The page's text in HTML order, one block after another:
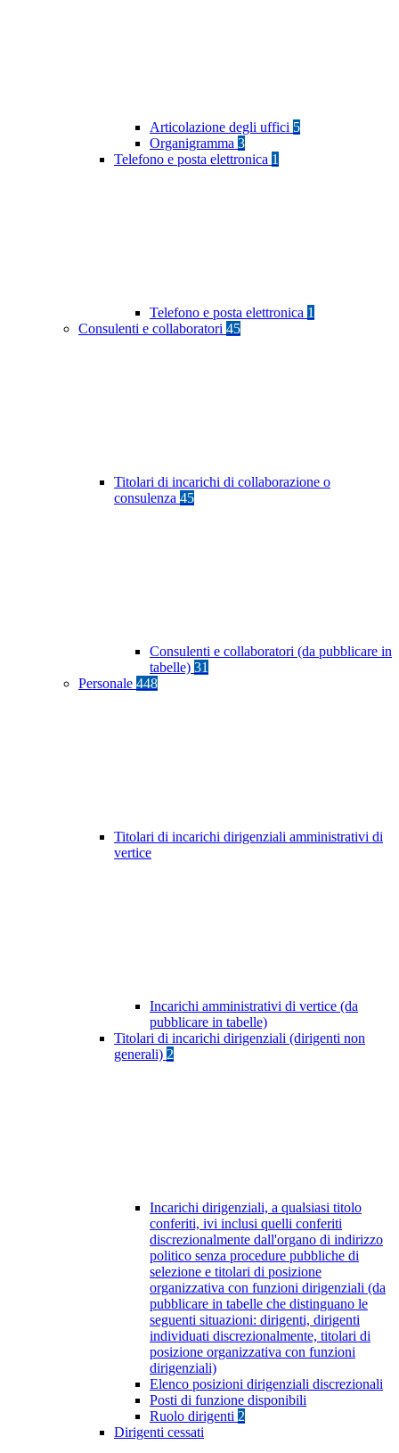
Articolazione degli uffici 5
Organigramma 3
Telefono e posta elettronica 1
Telefono e posta elettronica 1
Consulenti e collaboratori 45
Titolari di incarichi di collaborazione o
consulenza 45
Consulenti e collaboratori (da pubblicare in
tabelle) 31
Personale 448
Titolari di incarichi dirigenziali amministrativi di
vertice
Incarichi amministrativi di vertice (da
pubblicare in tabelle)
Titolari di incarichi dirigenziali (dirigenti non
generali) 2
Incarichi dirigenziali, a qualsiasi titolo
conferiti, ivi inclusi quelli conferiti
discrezionalmente dall'organo di indirizzo
politico senza procedure pubbliche di
selezione e titolari di posizione
organizzativa con funzioni dirigenziali (da
pubblicare in tabelle che distinguano le
seguenti situazioni: dirigenti, dirigenti
individuati discrezionalmente, titolari di
posizione organizzativa con funzioni
dirigenziali)
Elenco posizioni dirigenziali discrezionali
Posti di funzione disponibili
Ruolo dirigenti 2
Dirigenti cessati